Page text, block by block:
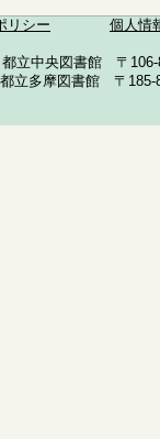
リシー 個人情
都立中央図書館 〒
都立多摩図書館 〒185-